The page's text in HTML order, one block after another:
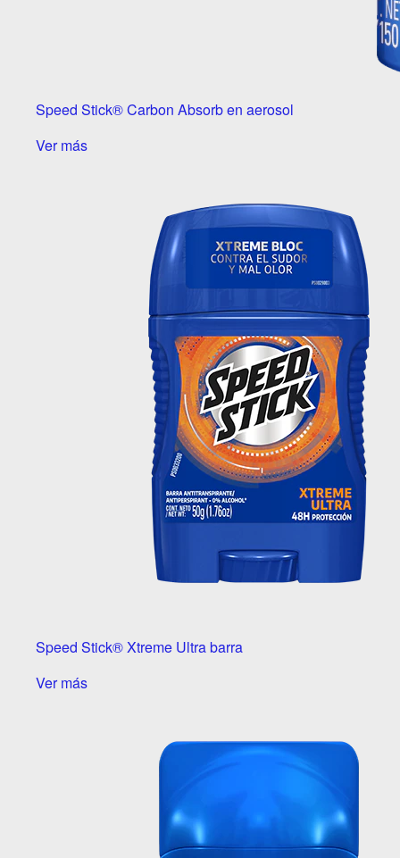
Speed Stick® Carbon Absorb en aerosol
Ver más
Speed Stick® Xtreme Ultra barra
Ver más